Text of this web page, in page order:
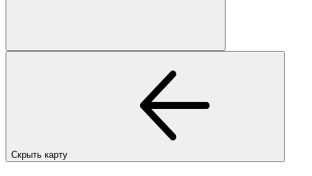
Скрыть карту